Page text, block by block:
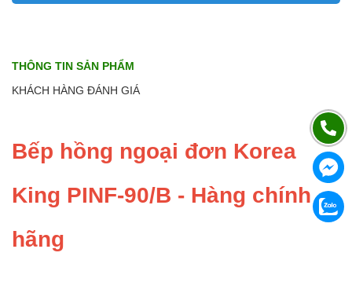
THÔNG TIN SẢN PHẨM
KHÁCH HÀNG ĐÁNH GIÁ
Bếp hồng ngoại đơn Korea
King PINF-90/B - Hàng chính
hãng